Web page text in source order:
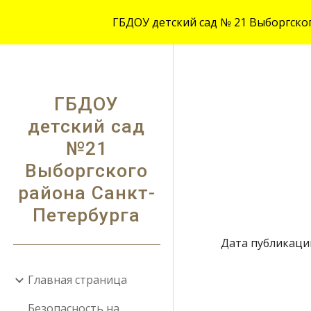
ГБДОУ детский сад № 21
ГБДОУ
детский сад
№21
Выборгского
района Санкт-
Петербурга
Главная страница
Дата